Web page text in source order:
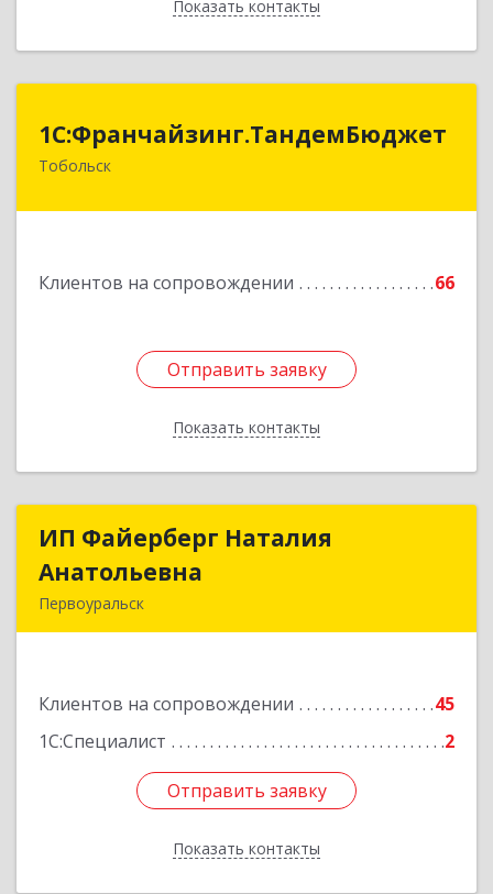
Показать контакты
Назад
1С:Франчайзинг.ТандемБюджет
Тобольск
Клиентов на сопровождении 66
Отправить заявку
Показать контакты
1С:Франчайзинг.ТандемБюджет
Отправить заявку
Назад
ИП Файерберг Наталия
Анатольевна
Первоуральск
Клиентов на сопровождении
45
1С:Специалист
2
Отправить заявку
Показать контакты
ИП Файерберг Наталия
Подробнее
Отправить заявку
Назад